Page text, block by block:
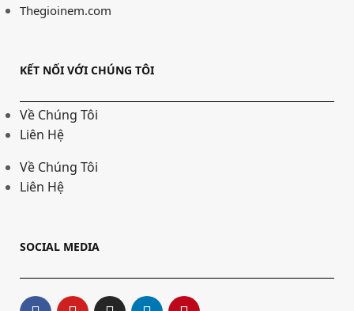
Thegioinem.com
KẾT NỐI VỚI CHÚNG TÔI
Về Chúng Tôi
Liên Hệ
Về Chúng Tôi
Liên Hệ
SOCIAL MEDIA